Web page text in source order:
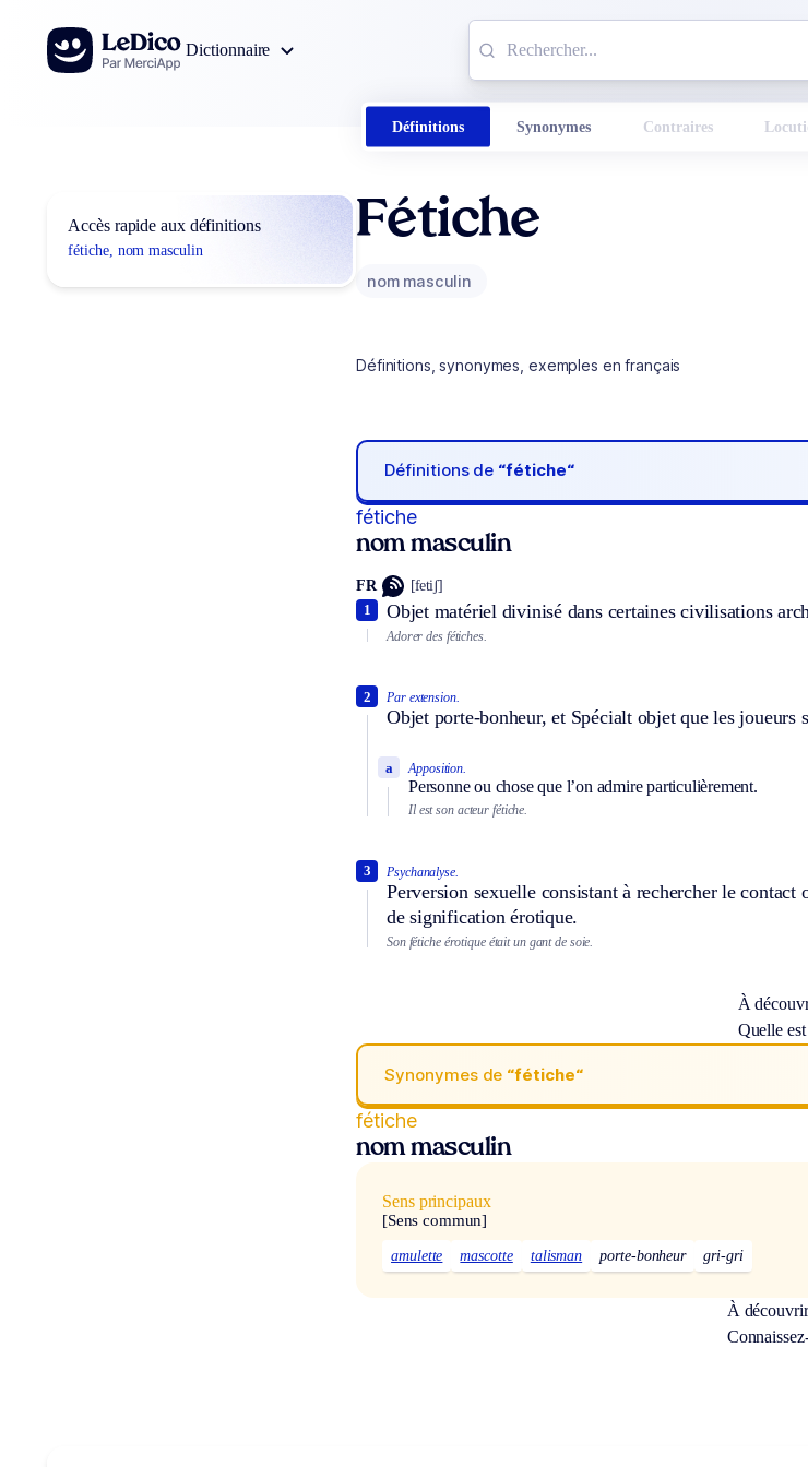
Aller au contenu
Dictionnaire
Définitions Synonymes Contraires
Accès rapide aux définitions
fétiche, nom masculin
Fétiche
nom masculin
Définitions, synonymes, exemples en français
Définitions de “fétiche“
fétiche
nom masculin
FR [fetiʃ]
Objet matériel divinisé dans certaines civilisations
1
Adorer des fétiches.
Par extension.
Objet porte-bonheur, et Spécialt objet que les joueurs
2
Apposition.
Personne ou chose que l’on admire particulièrement.
a
Il est son acteur fétiche.
Psychanalyse.
Perversion sexuelle consistant à rechercher le
de signification érotique.
3
Son fétiche érotique était un gant de soie.
À
Quelle
Synonymes de “fétiche“
fétiche
nom masculin
Sens principaux
[Sens commun]
amulette mascotte talisman porte-bonheur gri-gri
À découvrir